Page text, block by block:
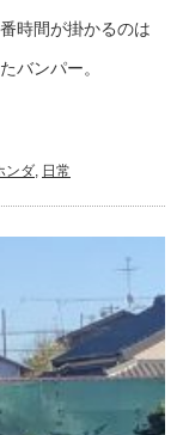
時間が掛かるのは
バンパー。
ンダ, 日常